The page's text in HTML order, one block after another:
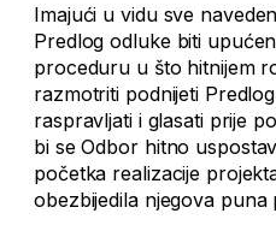
Imajući u vidu sve
Predlog odluke biti
proceduru u što hitnijem
razmotriti podnijeti
raspravljati i glasati prije
bi se Odbor hitno
početka realizacije
obezbijedila njegova